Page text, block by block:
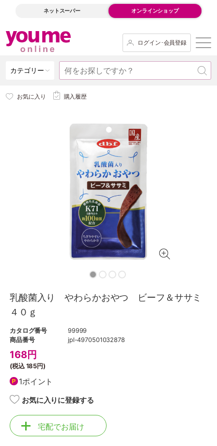
ネットスーパー オンラインショップ
ログイン･会員登録
カテゴリー
お気に入り 購入履歴
乳酸菌入り やわらかおやつ ビーフ＆ササミ
４０ｇ
カタログ番号
99999
商品番号
jpl-4970501032878
168円
(税込185円)
1ポイント
お気に入りに登録する
宅配でお届け